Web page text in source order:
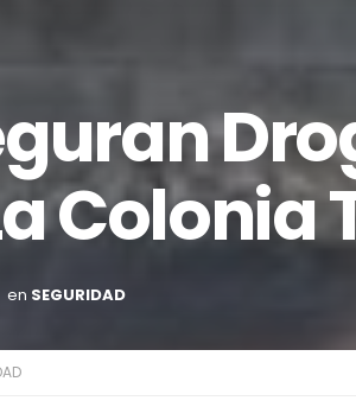
Colonia
en SEGURIDAD